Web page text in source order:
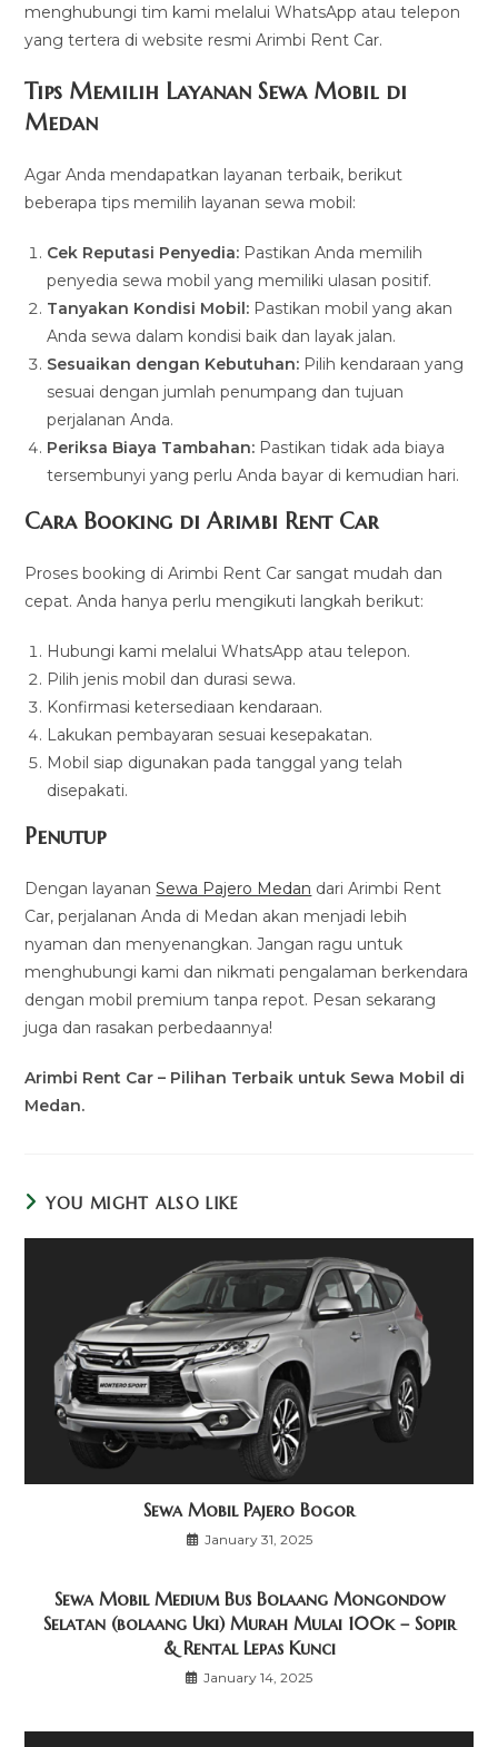
menghubungi tim kami melalui WhatsApp atau telepon
yang tertera di website resmi Arimbi Rent Car.
Tips Memilih Layanan Sewa Mobil di
Medan
Agar Anda mendapatkan layanan terbaik, berikut
beberapa tips memilih layanan sewa mobil:
Cek Reputasi Penyedia: Pastikan Anda memilih
penyedia sewa mobil yang memiliki ulasan positif.
Tanyakan Kondisi Mobil: Pastikan mobil yang akan
Anda sewa dalam kondisi baik dan layak jalan.
Sesuaikan dengan Kebutuhan: Pilih kendaraan yang
sesuai dengan jumlah penumpang dan tujuan
perjalanan Anda.
Periksa Biaya Tambahan: Pastikan tidak ada biaya
tersembunyi yang perlu Anda bayar di kemudian hari.
Cara Booking di Arimbi Rent Car
Proses booking di Arimbi Rent Car sangat mudah dan
cepat. Anda hanya perlu mengikuti langkah berikut:
Hubungi kami melalui WhatsApp atau telepon.
Pilih jenis mobil dan durasi sewa.
Konfirmasi ketersediaan kendaraan.
Lakukan pembayaran sesuai kesepakatan.
Mobil siap digunakan pada tanggal yang telah
disepakati.
Penutup
Dengan layananSewa Pajero Medan dari Arimbi Rent
Car, perjalanan Anda di Medan akan menjadi lebih
nyaman dan menyenangkan. Jangan ragu untuk
menghubungi kami dan nikmati pengalaman berkendara
dengan mobil premium tanpa repot. Pesan sekarang
juga dan rasakan perbedaannya!
Arimbi Rent Car – Pilihan Terbaik untuk Sewa Mobil di
Medan.
YOU MIGHT ALSO LIKE
Sewa Mobil Pajero Bogor
January 31, 2025
Sewa Mobil Medium Bus Bolaang Mongondow
Selatan (bolaang Uki) Murah Mulai 100k – Sopir
& Rental Lepas Kunci
January 14, 2025